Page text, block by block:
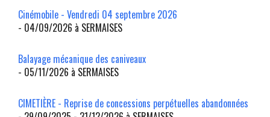
Cinémobile - Vendredi 04 septembre 2026
- 04/09/2026 à SERMAISES
Balayage mécanique des caniveaux
- 05/11/2026 à SERMAISES
CIMETIÈRE - Reprise de concessions perpétuelles abandonnées